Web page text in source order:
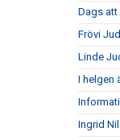
Dags att
Frövi
Linde
I helgen
Ingrid